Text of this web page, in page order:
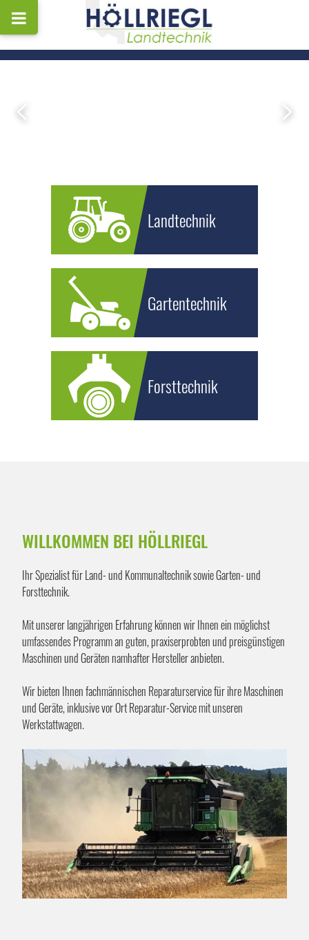
Landtechnik
Gartentechnik
Forsttechnik
WILLKOMMEN BEI HÖLLRIEGL
Ihr Spezialist für Land- und Kommunaltechnik sowie Garten- und
Forsttechnik.
Mit unserer langjährigen Erfahrung können wir Ihnen ein möglichst
umfassendes Programm an guten, praxiserprobten und preisgünstigen
Maschinen und Geräten namhafter Hersteller anbieten.
Wir bieten Ihnen fachmännischen Reparaturservice für ihre Maschinen
und Geräte, inklusive vor Ort Reparatur-Service mit unseren
Werkstattwagen.